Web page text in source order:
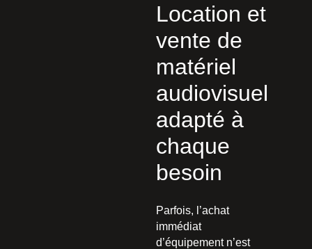
Location et
vente de
matériel
audiovisuel
adapté à
chaque
besoin
Parfois, l’achat
immédiat
d’équipement n’est